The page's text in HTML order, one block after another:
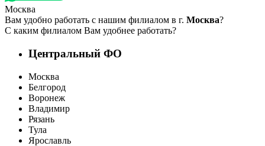
Москва
Вам удобно работать с нашим филиалом в г. Москва?
С каким филиалом Вам удобнее работать?
Центральный ФО
Москва
Белгород
Воронеж
Владимир
Рязань
Тула
Ярославль